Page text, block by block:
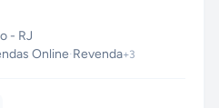
- RJ
Online·Revenda+3